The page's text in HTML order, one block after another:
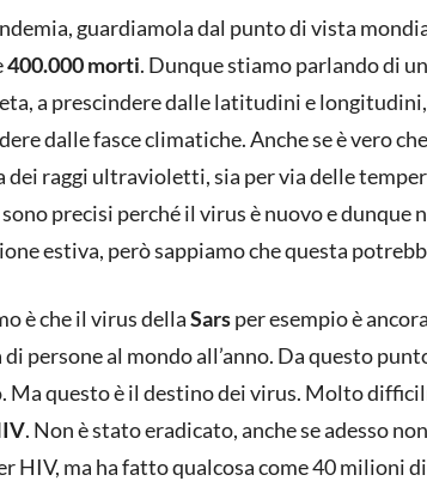
guardiamola dal punto di vista
400.000 morti. Dunque stiamo parlando di
a prescindere dalle latitudini e longitudini,
dalle fasce climatiche. Anche se è vero
dei raggi ultravioletti, sia per via delle
precisi perché il virus è nuovo e dunque
estiva, però sappiamo che questa
è che il virus dellaSarsper esempio è
persone al mondo all’anno. Da questo
Ma questo è il destino dei virus. Molto
. Non è stato eradicato, anche se adesso
HIV, ma ha fatto qualcosa come 40 milioni